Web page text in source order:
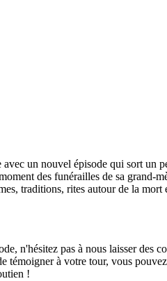
un nouvel épisode qui sort un
des funérailles de sa grand-
traditions, rites autour de la
n'hésitez pas à nous laisser des
témoigner à votre tour, vous
!